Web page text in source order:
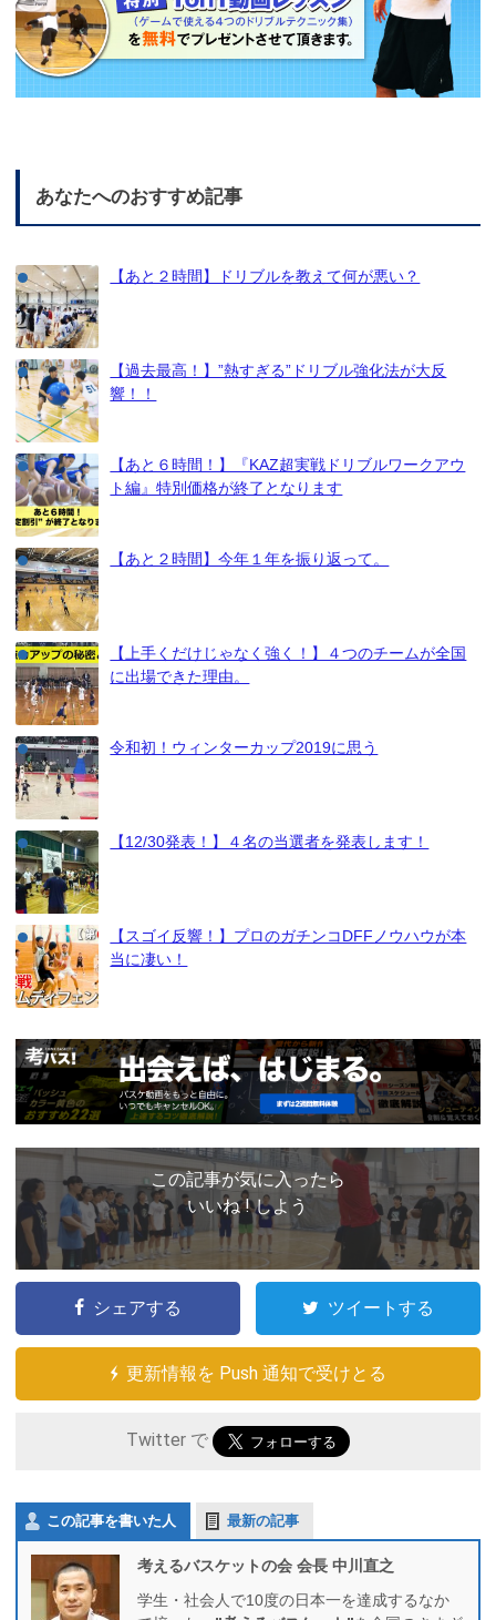
あなたへのおすすめ記事
【あと２時間】ドリブルを教えて何が悪い？
【過去最高！】”熱すぎる”ドリブル強化法が大反
響！！
【あと６時間！】『KAZ超実戦ドリブルワークアウ
ト編』特別価格が終了となります
【あと２時間】今年１年を振り返って。
【上手くだけじゃなく強く！】４つのチームが全国
に出場できた理由。
令和初！ウィンターカップ2019に思う
【12/30発表！】４名の当選者を発表します！
【スゴイ反響！】プロのガチンコDFFノウハウが本
当に凄い！
この記事が気に入ったら
いいね ! しよう
シェアする ツイートする
更新情報を Push 通知で受けとる
Twitter で
この記事を書いた人 最新の記事
考えるバスケットの会 会長 中川直之
学生・社会人で10度の日本一を達成するなか